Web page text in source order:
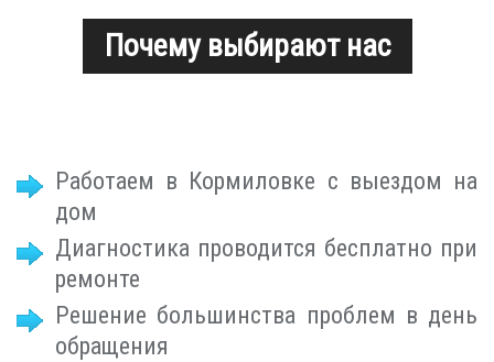
Почему выбирают нас
Работаем в Кормиловке с выездом на
дом
Диагностика проводится бесплатно при
ремонте
Решение большинства проблем в день
обращения